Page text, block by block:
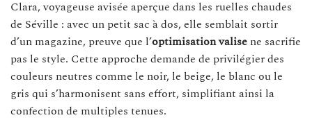
Clara, voyageuse avisée aperçue dans les ruelles chaudes
de Séville : avec un petit sac à dos, elle semblait sortir
d’un magazine, preuve que l’optimisation valise ne sacrifie
pas le style. Cette approche demande de privilégier des
couleurs neutres comme le noir, le beige, le blanc ou le
gris qui s’harmonisent sans effort, simplifiant ainsi la
confection de multiples tenues.